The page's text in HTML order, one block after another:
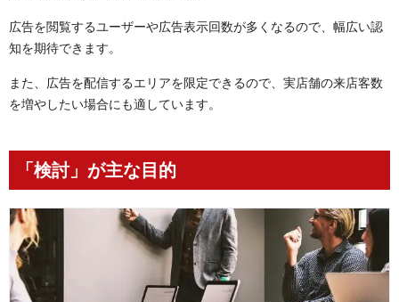
広告を閲覧するユーザーや広告表示回数が多くなるので、幅広い認
知を期待できます。
また、広告を配信するエリアを限定できるので、実店舗の来店客数
を増やしたい場合にも適しています。
「検討」が主な目的